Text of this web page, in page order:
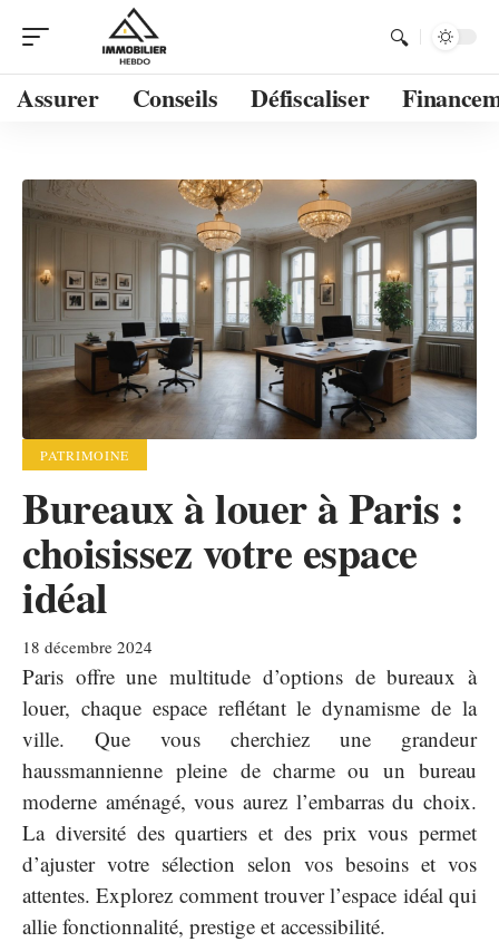
Assurer Conseils Défiscaliser
PATRIMOINE
Bureaux à louer à Paris :
choisissez votre espace
idéal
18 décembre 2024
Paris offre une multitude d’options de bureaux à
louer, chaque espace reflétant le dynamisme de la
ville. Que vous cherchiez une grandeur
haussmannienne pleine de charme ou un bureau
moderne aménagé, vous aurez l’embarras du choix.
La diversité des quartiers et des prix vous permet
d’ajuster votre sélection selon vos besoins et vos
attentes. Explorez comment trouver l’espace idéal qui
allie fonctionnalité, prestige et accessibilité.